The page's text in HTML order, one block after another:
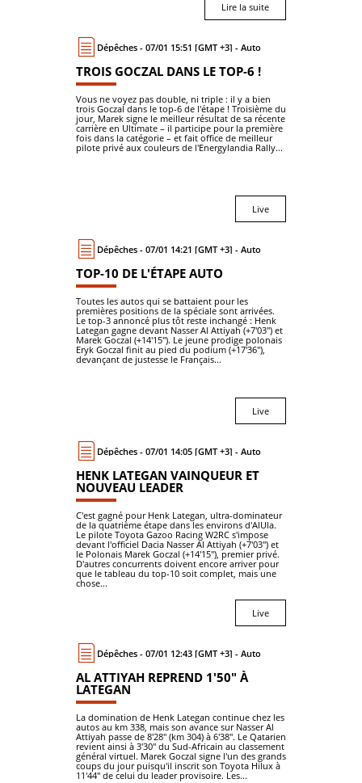
Lire la suite
Dépêches - 07/01 15:51 [GMT +3] - Auto
TROIS GOCZAL DANS LE TOP-6 !
Vous ne voyez pas double, ni triple : il y a bien
trois Goczal dans le top-6 de l'étape ! Troisième du
jour, Marek signe le meilleur résultat de sa récente
carrière en Ultimate – il participe pour la première
fois dans la catégorie – et fait office de meilleur
pilote privé aux couleurs de l'Energylandia Rally...
Live
Dépêches - 07/01 14:21 [GMT +3] - Auto
TOP-10 DE L'ÉTAPE AUTO
Toutes les autos qui se battaient pour les
premières positions de la spéciale sont arrivées.
Le top-3 annoncé plus tôt reste inchangé : Henk
Lategan gagne devant Nasser Al Attiyah (+7'03") et
Marek Goczal (+14'15"). Le jeune prodige polonais
Eryk Goczal finit au pied du podium (+17'36"),
devançant de justesse le Français...
Live
Dépêches - 07/01 14:05 [GMT +3] - Auto
HENK LATEGAN VAINQUEUR ET
NOUVEAU LEADER
C'est gagné pour Henk Lategan, ultra-dominateur
de la quatrième étape dans les environs d'AlUla.
Le pilote Toyota Gazoo Racing W2RC s'impose
devant l'officiel Dacia Nasser Al Attiyah (+7'03") et
le Polonais Marek Goczal (+14'15"), premier privé.
D'autres concurrents doivent encore arriver pour
que le tableau du top-10 soit complet, mais une
chose...
Live
Dépêches - 07/01 12:43 [GMT +3] - Auto
AL ATTIYAH REPREND 1'50" À
LATEGAN
La domination de Henk Lategan continue chez les
autos au km 338, mais son avance sur Nasser Al
Attiyah passe de 8'28" (km 304) à 6'38". Le Qatarien
revient ainsi à 3'30" du Sud-Africain au classement
général virtuel. Marek Goczal signe l'un des grands
coups du jour puisqu'il inscrit son Toyota Hilux à
11'44" de celui du leader provisoire. Les...